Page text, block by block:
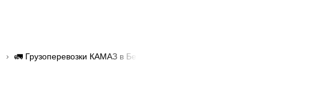
🚛 Грузоперевозки КАМАЗ в Беларуси